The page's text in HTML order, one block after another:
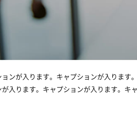
ンが入ります。キャプションが入りま
入ります。キャプションが入ります。キ